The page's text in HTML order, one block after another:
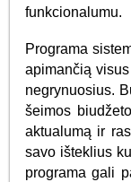
funkcionalumu.
Programa
apimančią
negrynuosius.
šeimos
aktualumą ir
savo išteklius
programa gali